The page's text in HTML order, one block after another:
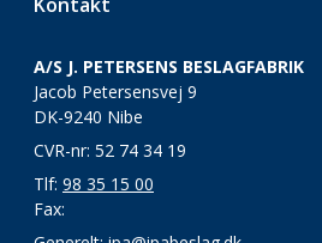
A/S J. PETERSENS BESLAGFABRIK
Jacob Petersensvej 9
DK-9240 Nibe
CVR-nr: 52 74 34 19
Tlf: 98 35 15 00
Fax: